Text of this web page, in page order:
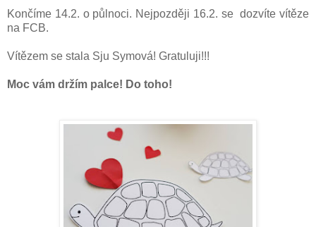
Končíme 14.2. o půlnoci. Nejpozději 16.2. se dozvíte vítěze
na FCB.
Vítězem se stala Sju Symová! Gratuluji!!!
Moc vám držím palce! Do toho!